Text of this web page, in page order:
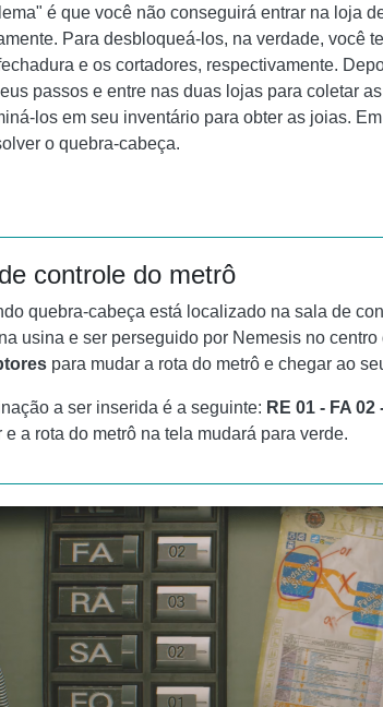
é que você não conseguirá entrar na loja
Para desbloqueá-los, na verdade, você
e os cortadores, respectivamente.
passos e entre nas duas lojas para coletar
los em seu inventário para obter as joias.
o quebra-cabeça.
controle do metrô
quebra-cabeça está localizado na sala de
usina e ser perseguido por Nemesis no
para mudar a rota do metrô e chegar ao
a ser inserida é a seguinte: RE 01 - FA 02
e a rota do metrô na tela mudará para verde.